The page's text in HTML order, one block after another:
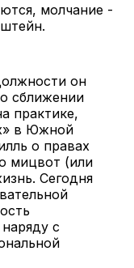
молчание -
он
сближении
практике,
в Южной
о правах
мицвот (или
Сегодня
с